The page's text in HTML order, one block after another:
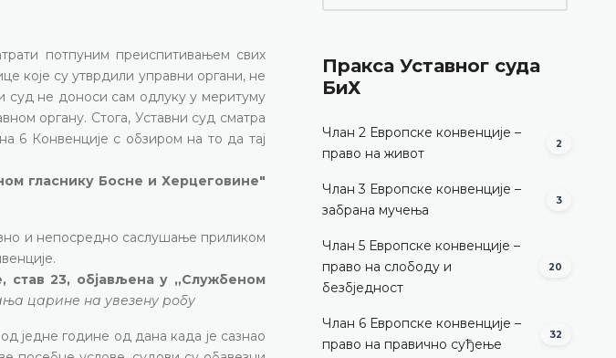
потпуним преиспитивањем свих
које су утврдили управни органи, не
суд не доноси сам одлуку у меритуму
органу. Стога, Уставни суд сматра
6 Конвенције с обзиром на то да тај
гласнику Босне и Херцеговине"
и непосредно саслушање приликом
став 23, објављена у „Службеном
царине на увезену робу
једне године од дана када је сазнао
Пракса Уставног суда
БиХ
Члан 2 Европске конвенције –
право на живот
2
Члан 3 Европске конвенције –
забрана мучења
3
Члан 5 Европске конвенције –
право на слободу и
безбједност
20
Члан 6 Европске конвенције –
право на правично суђење
32